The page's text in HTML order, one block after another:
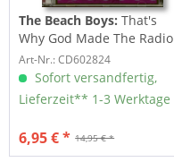
The Beach Boys: That's
Why God Made The Radio
Art-Nr.: CD602824
Sofort versandfertig,
Lieferzeit** 1-3 Werktage
14,95 € *
6,95 € *